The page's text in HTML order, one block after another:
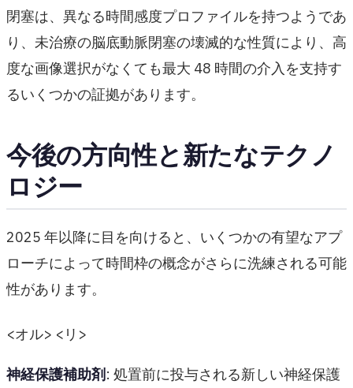
閉塞は、異なる時間感度プロファイルを持つようであ
り、未治療の脳底動脈閉塞の壊滅的な性質により、高
度な画像選択がなくても最大 48 時間の介入を支持す
るいくつかの証拠があります。
今後の方向性と新たなテクノ
ロジー
2025 年以降に目を向けると、いくつかの有望なアプ
ローチによって時間枠の概念がさらに洗練される可能
性があります。
<オル> <リ>
神経保護補助剤 : 処置前に投与される新しい神経保護